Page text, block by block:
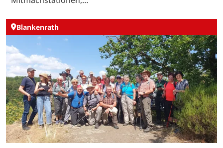
Blankenrath